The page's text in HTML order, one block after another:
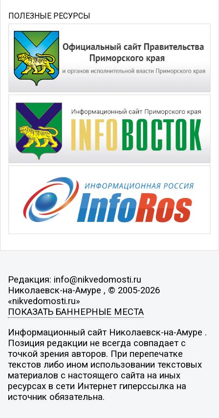
ПОЛЕЗНЫЕ РЕСУРСЫ
Редакция: info@nikvedomosti.ru
Николаевск-на-Амуре , © 2005-2026
«nikvedomosti.ru»
ПОКАЗАТЬ БАННЕРНЫЕ МЕСТА
Информационный сайт Николаевск-на-Амуре .
Позиция редакции не всегда совпадает с
точкой зрения авторов. При перепечатке
текстов либо ином использовании текстовых
материалов с настоящего сайта на иных
ресурсах в сети Интернет гиперссылка на
источник обязательна.